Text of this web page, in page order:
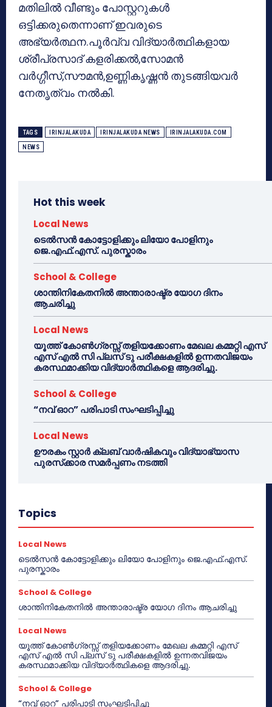
മതിലില്‍ വീണ്ടും പോസ്റ്ററുകള്‍
ഒട്ടിക്കരുതെന്നാണ് ഇവരുടെ
അഭ്യര്‍ത്ഥന.പൂര്‍വ്വ വിദ്യാര്‍ത്ഥികളായ
ശ്രീപ്രസാദ് കളരിക്കല്‍,സോമന്‍
വര്‍ഗ്ഗീസ്,സൗമന്‍,ഉണ്ണികൃഷ്ണന്‍ തുടങ്ങിയവര്‍
നേതൃത്വം നല്‍കി.
TAGS IRINJALAKUDA IRINJALAKUDA NEWS IRINJALAKUDA.COM
NEWS
Hot this week
Local News
ടെൽസൻ കോട്ടോളിക്കും ലിയോ പോളിനും
ജെ.എഫ്.എസ്. പുരസ്കാരം
School & College
ശാന്തിനികേതനിൽ അന്താരാഷ്ട്ര യോഗ ദിനം
ആചരിച്ചു
Local News
യൂത്ത് കോൺഗ്രസ്സ് തളിയക്കോണം മേഖല കമ്മറ്റി എസ്
എസ് എൽ സി പ്ലസ് ടു പരീക്ഷകളിൽ ഉന്നതവിജയം
കരസ്ഥമാക്കിയ വിദ്യാർത്ഥികളെ ആദരിച്ചു.
School & College
“നവ് ഓറ” പരിപാടി സംഘടിപ്പിച്ചു
Local News
ഊരകം സ്റ്റാർ ക്ലബ് വാർഷികവും വിദ്യാഭ്യാസ
പുരസ്‌ക്കാര സമർപ്പണം നടത്തി
Topics
Local News
ടെൽസൻ കോട്ടോളിക്കും ലിയോ പോളിനും ജെ.എഫ്.എസ്.
പുരസ്കാരം
School & College
ശാന്തിനികേതനിൽ അന്താരാഷ്ട്ര യോഗ ദിനം ആചരിച്ചു
Local News
യൂത്ത് കോൺഗ്രസ്സ് തളിയക്കോണം മേഖല കമ്മറ്റി എസ്
എസ് എൽ സി പ്ലസ് ടു പരീക്ഷകളിൽ ഉന്നതവിജയം
കരസ്ഥമാക്കിയ വിദ്യാർത്ഥികളെ ആദരിച്ചു.
School & College
“നവ് ഓറ” പരിപാടി സംഘടിപ്പിച്ചു